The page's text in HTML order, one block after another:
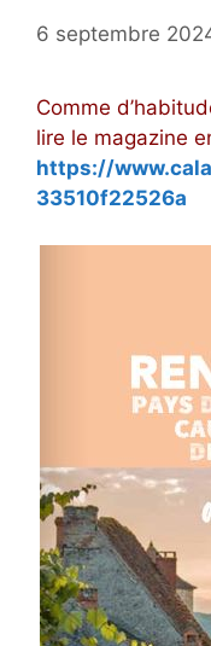
6 septembre
Comme
lire le magazine
https://
33510f22526a